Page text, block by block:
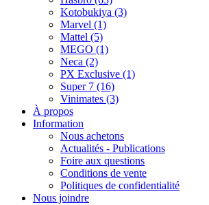
Kotobukiya (3)
Marvel (1)
Mattel (5)
MEGO (1)
Neca (2)
PX Exclusive (1)
Super 7 (16)
Vinimates (3)
À propos
Information
Nous achetons
Actualités - Publications
Foire aux questions
Conditions de vente
Politiques de confidentialité
Nous joindre